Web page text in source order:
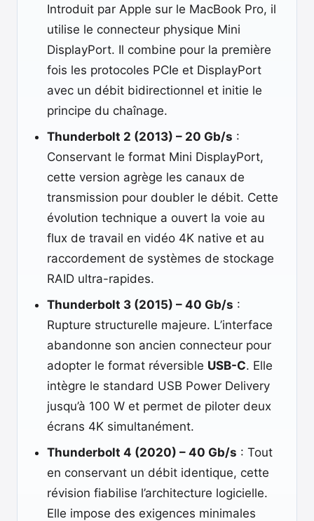
Introduit par Apple sur le MacBook Pro, il
utilise le connecteur physique Mini
DisplayPort. Il combine pour la première
fois les protocoles PCIe et DisplayPort
avec un débit bidirectionnel et initie le
principe du chaînage.
Thunderbolt 2 (2013) – 20 Gb/s :
Conservant le format Mini DisplayPort,
cette version agrège les canaux de
transmission pour doubler le débit. Cette
évolution technique a ouvert la voie au
flux de travail en vidéo 4K native et au
raccordement de systèmes de stockage
RAID ultra-rapides.
Thunderbolt 3 (2015) – 40 Gb/s :
Rupture structurelle majeure. L’interface
abandonne son ancien connecteur pour
adopter le format réversible USB-C. Elle
intègre le standard USB Power Delivery
jusqu’à 100 W et permet de piloter deux
écrans 4K simultanément.
Thunderbolt 4 (2020) – 40 Gb/s : Tout
en conservant un débit identique, cette
révision fiabilise l’architecture logicielle.
Elle impose des exigences minimales